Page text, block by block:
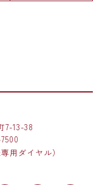
7-13-38
専用ダイヤル）